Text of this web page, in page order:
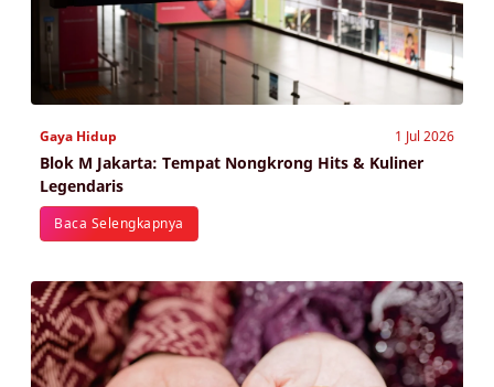
Gaya Hidup 1 Jul 2026
Blok M Jakarta: Tempat Nongkrong Hits & Kuliner
Legendaris
Baca Selengkapnya